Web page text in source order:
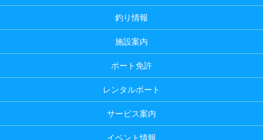
釣り情報
施設案内
ボート免許
レンタルボート
サービス案内
イベント情報